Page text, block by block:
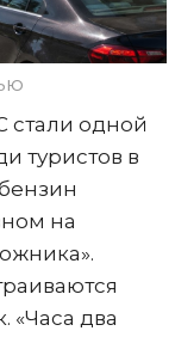
стали одной
туристов в
на
«Часа два